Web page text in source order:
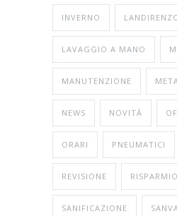
INVERNO
LAVAGGIO A MANO
MANUTENZIONE
NEWS NOVITÀ
ORARI PNEUMATICI
REVISIONE RISPARMIO
SANIFICAZIONE